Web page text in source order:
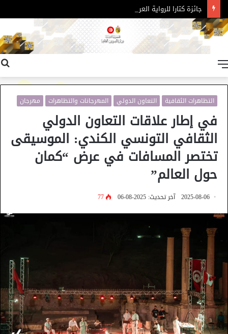
جائزة كتارا للرواية العربية – الدورة 11
التظاهرات الثقافية التعاون الدولي المهرجانات والتظاهرات مهرجان
في إطار علاقات التعاون الدولي
الثقافي التونسي الكندي: الموسيقى
تختصر المسافات في عرض “كمان
حول العالم”
2025-08-06 آخر تحديث: 2025-08-06 77